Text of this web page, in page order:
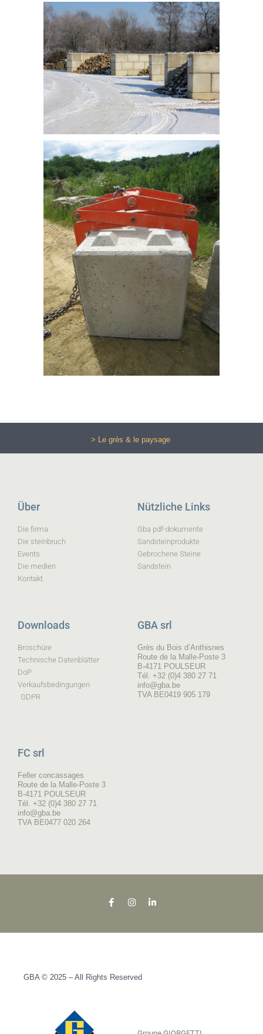
> Le grès & le paysage
Über
Die firma
Die steinbruch
Events
Die medien
Kontakt
Nützliche Links
Gba pdf-dokumente
Sandsteinprodukte
Gebrochene Steine
Sandstein
Downloads
Broschüre
Technische Datenblätter
DoP
Verkaufsbedingungen
GDPR
GBA srl
Grès du Bois d’Anthisnes
Route de la Malle-Poste 3
B-4171 POULSEUR
Tél. +32 (0)4 380 27 71
info@gba.be
TVA BE0419 905 179
FC srl
Feller concassages
Route de la Malle-Poste 3
B-4171 POULSEUR
Tél. +32 (0)4 380 27 71
info@gba.be
TVA BE0477 020 264
GBA © 2025 – All Rights Reserved